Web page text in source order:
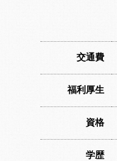
交通費
福利厚生
資格
学歴